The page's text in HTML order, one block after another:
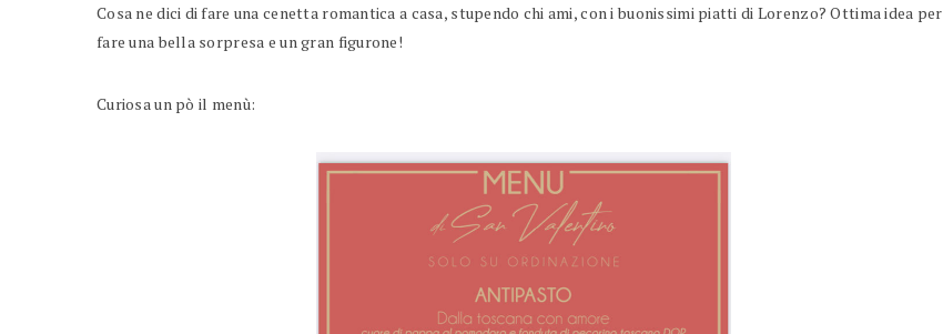
Cosa ne dici di fare una cenetta romantica a casa, stupendo chi ami, con i buonissimi piatti di Lorenzo? Ottima idea per
fare una bella sorpresa e un gran figurone!
Curiosa un pò il menù: